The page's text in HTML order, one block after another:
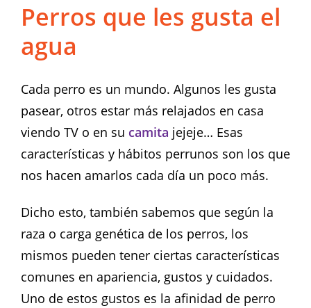
Perros que les gusta el
agua
Cada perro es un mundo. Algunos les gusta
pasear, otros estar más relajados en casa
viendo TV o en su camita jejeje… Esas
características y hábitos perrunos son los que
nos hacen amarlos cada día un poco más.
Dicho esto, también sabemos que según la
raza o carga genética de los perros, los
mismos pueden tener ciertas características
comunes en apariencia, gustos y cuidados.
Uno de estos gustos es la afinidad de perro